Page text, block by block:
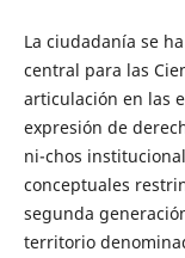
La ciudadanía se
central para las
articulación en las
expresión de
ni-chos
conceptuales
segunda
territorio